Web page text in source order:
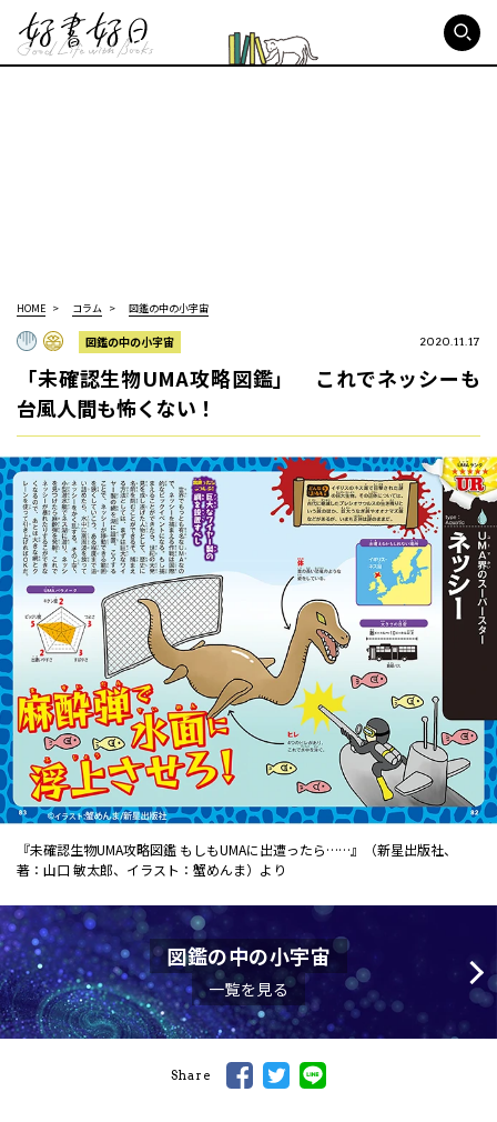
HOME コラム 図鑑の中の小宇宙
図鑑の中の小宇宙 2020.11.17
「未確認生物UMA攻略図鑑」 これでネッシーも
台風人間も怖くない！
『未確認生物UMA攻略図鑑 もしもUMAに出遭ったら……』（新星出版社、
著：山口 敏太郎、イラスト：蟹めんま）より
図鑑の中の小宇宙
一覧を見る
Share